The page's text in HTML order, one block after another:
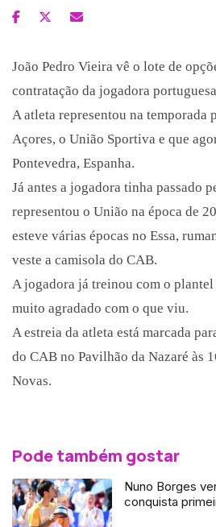
João Pedro Vieira vê o lote de
contratação da jogadora
A atleta representou na temporada
Açores, o União Sportiva e que
Pontevedra, Espanha.
Já antes a jogadora tinha passado
representou o União na época de
esteve várias épocas no Essa,
veste a camisola do CAB.
A jogadora já treinou com o
muito agradado com o que viu.
A estreia da atleta está marcada
do CAB no Pavilhão da Nazaré às
Novas.
Pode também gostar
Nuno Borges
conquista